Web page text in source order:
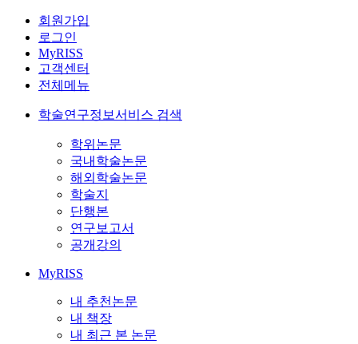
회원가입
로그인
MyRISS
고객센터
전체메뉴
학술연구정보서비스 검색
학위논문
국내학술논문
해외학술논문
학술지
단행본
연구보고서
공개강의
MyRISS
내 추천논문
내 책장
내 최근 본 논문